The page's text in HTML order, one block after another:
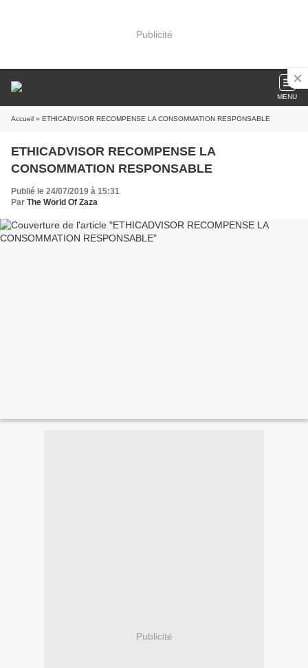
Publicité
MENU
Accueil » ETHICADVISOR RECOMPENSE LA CONSOMMATION RESPONSABLE
ETHICADVISOR RECOMPENSE LA
CONSOMMATION RESPONSABLE
Publié le 24/07/2019 à 15:31
Par The World Of Zaza
Publicité